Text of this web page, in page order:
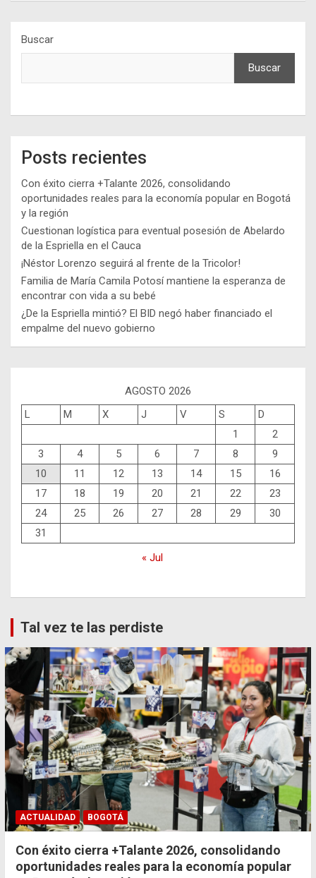
Buscar
Buscar
Posts recientes
Con éxito cierra +Talante 2026, consolidando
oportunidades reales para la economía popular en Bogotá
y la región
Cuestionan logística para eventual posesión de Abelardo
de la Espriella en el Cauca
¡Néstor Lorenzo seguirá al frente de la Tricolor!
Familia de María Camila Potosí mantiene la esperanza de
encontrar con vida a su bebé
¿De la Espriella mintió? El BID negó haber financiado el
empalme del nuevo gobierno
AGOSTO 2026
L
M X J V S
D
1
2
3
4 5 6 7 8
9
10
11 12 13 14 15
16
17
18 19 20 21 22
23
24
25 26 27 28 29
30
31
« Jul
Tal vez te las perdiste
ACTUALIDAD BOGOTÁ
Con éxito cierra +Talante 2026, consolidando
oportunidades reales para la economía popular